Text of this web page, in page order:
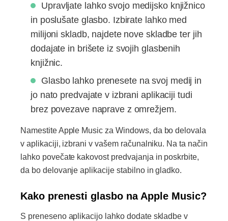
Upravljate lahko svojo medijsko knjižnico
in poslušate glasbo. Izbirate lahko med
milijoni skladb, najdete nove skladbe ter jih
dodajate in brišete iz svojih glasbenih
knjižnic.
Glasbo lahko prenesete na svoj medij in
jo nato predvajate v izbrani aplikaciji tudi
brez povezave naprave z omrežjem.
Namestite Apple Music za Windows, da bo delovala
v aplikaciji, izbrani v vašem računalniku. Na ta način
lahko povečate kakovost predvajanja in poskrbite,
da bo delovanje aplikacije stabilno in gladko.
Kako prenesti glasbo na Apple Music?
S preneseno aplikacijo lahko dodate skladbe v